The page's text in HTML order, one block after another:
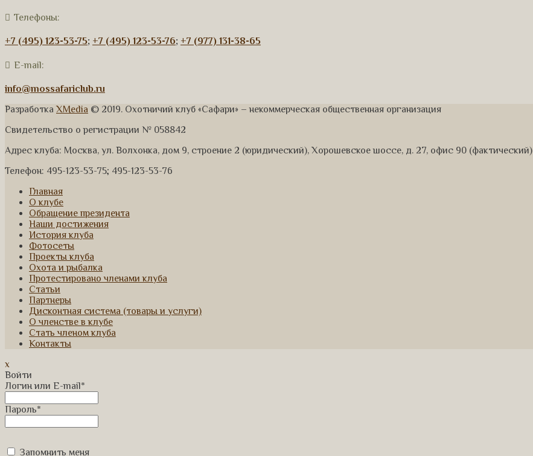
Телефоны:
+7 (495) 123-53-75; +7 (495) 123-53-76; +7 (977) 131-38-65
E-mail:
info@mossafariclub.ru
Разработка XMedia © 2019. Охотничий клуб «Сафари» – некоммерческая общественная организация
Свидетельство о регистрации № 058842
Адрес клуба: Москва, ул. Волхонка, дом 9, строение 2 (юридический), Хорошевское шоссе, д. 27, офис 90 (фактический)
Телефон: 495-123-53-75; 495-123-53-76
Главная
О клубе
Обращение президента
Наши достижения
История клуба
Фотосеты
Проекты клуба
Охота и рыбалка
Протестировано членами клуба
Статьи
Партнеры
Дисконтная система (товары и услуги)
О членстве в клубе
Стать членом клуба
Контакты
x
Войти
Логин или E-mail*
Пароль*
Запомнить меня